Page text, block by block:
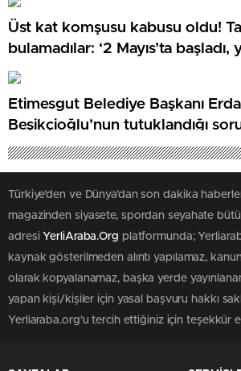
Üst kat komşusu kabusu oldu!
bulamadılar: ‘2 Mayıs’ta başladı,
arttı’
Etimesgut Belediye Başkanı Erdal
Beşikçioğlu’nun tutuklandığı
dikkat çeken eksper raporu
Türkiye'den ve Dünya’dan son dakika
magazinden siyasete, spordan seyahate
adresi YerliAraba.Org platformunda;
kaynak gösterilmeden alıntı yapılamaz,
olarak kopyalanamaz, başka yerde
yapan kişi/kişiler için yasal başvuru hakkı
Yerliaraba.org'u tercih ettiğiniz için teşekkür